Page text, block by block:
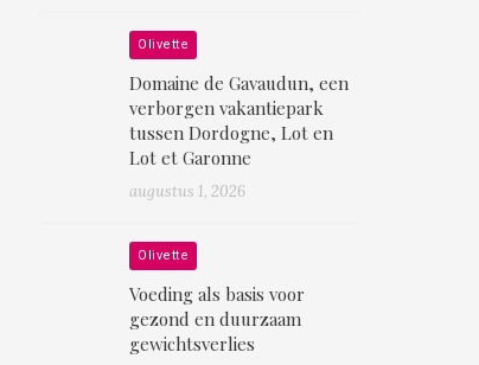
Olivette
Domaine de Gavaudun, een
verborgen vakantiepark
tussen Dordogne, Lot en
Lot et Garonne
augustus 1, 2026
Olivette
Voeding als basis voor
gezond en duurzaam
gewichtsverlies